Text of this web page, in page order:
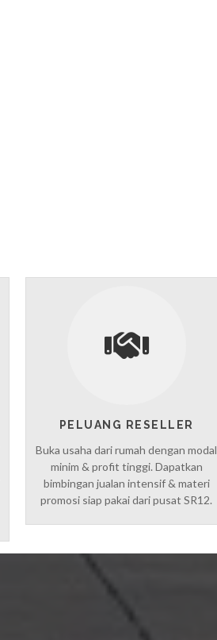
PELUANG RESELLER
Buka usaha dari rumah dengan modal
minim & profit tinggi. Dapatkan
bimbingan jualan intensif & materi
promosi siap pakai dari pusat SR12.